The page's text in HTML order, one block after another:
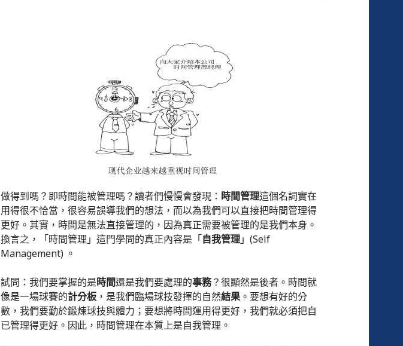
做得到嗎？即時間能被管理嗎？讀者們慢慢會發現： 時間管理這個名詞實在
用得很不恰當，很容易誤導我們的想法，而以為我們可以直接把時間管理得
更好。其實，時間是無法直接管理的，因為真正需要被管理的是我們本身。
換言之，「時間管理」這門學問的真正內容是「自我管理」(Self
Management) 。
試問：我們要掌握的是時間還是我們要處理的事務？很顯然是後者。時間就
像是一場球賽的計分板 ，是我們臨場球技發揮的自然結果 。要想有好的分
數，我們要勤於鍛煉球技與體力；要想將時間運用得更好，我們就必須把自
已管理得更好。因此，時間管理在本質上是自我管理。